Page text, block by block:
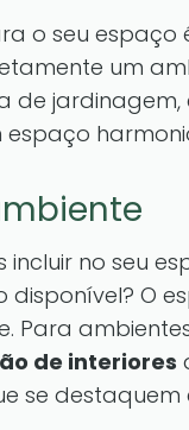
o seu
um
de
no seu
O
Para
de interiores
se